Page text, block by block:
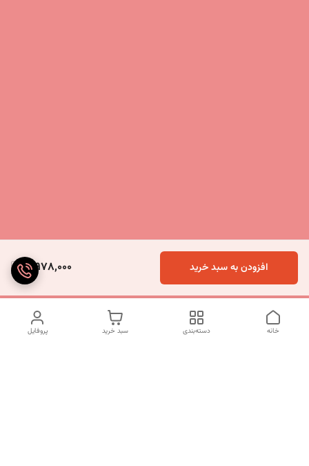
3,978,000 افزودن به سبد خرید
پروفایل سبد خرید دسته‌بندی خانه